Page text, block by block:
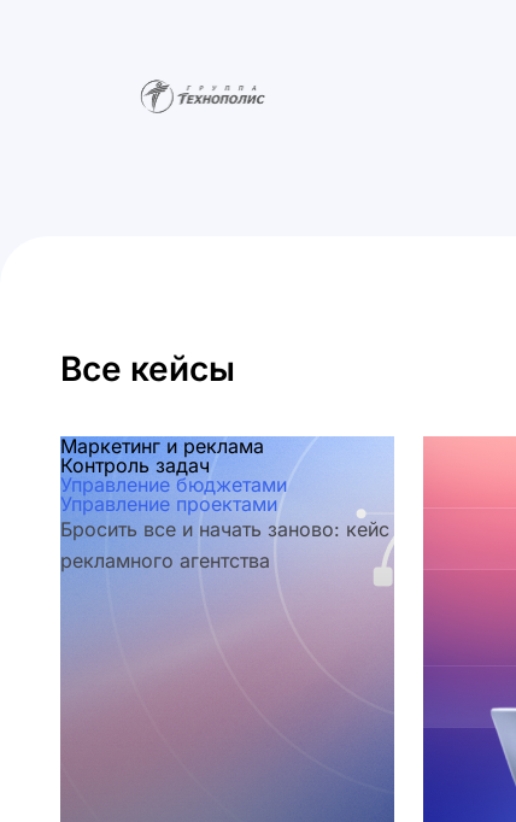
Все кейсы
Маркетинг и реклама
Контроль задач
Управление бюджетами
Управление проектами
Бросить все и начать заново: кейс
рекламного агентства